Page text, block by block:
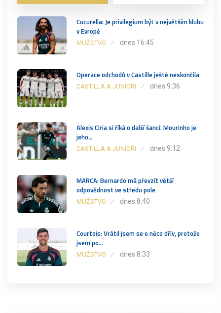
Cucurella: Je privilegium být v největším klubu
v Evropě
MUŽSTVO dnes 16:45
Operace odchodů v Castille ještě neskončila
CASTILLA A JUNIOŘI dnes 9:36
Alexis Ciria si říká o další šanci. Mourinho je
jeho…
CASTILLA A JUNIOŘI dnes 9:12
MARCA: Bernardo má převzít větší
odpovědnost ve středu pole
MUŽSTVO dnes 8:40
Courtois: Vrátil jsem se o něco dřív, protože
jsem po…
MUŽSTVO dnes 8:33